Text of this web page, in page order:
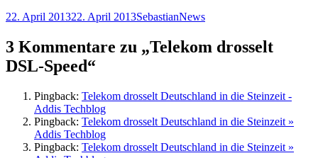
Veröffentlicht
22. April 201322. April 2013Autor
SebastianKategorien
News
3 Kommentare zu „Telekom drosselt
DSL-Speed“
Pingback: Telekom drosselt Deutschland in die Steinzeit -
Addis Techblog
Pingback: Telekom drosselt Deutschland in die Steinzeit »
Addis Techblog
Pingback: Telekom drosselt Deutschland in die Steinzeit »